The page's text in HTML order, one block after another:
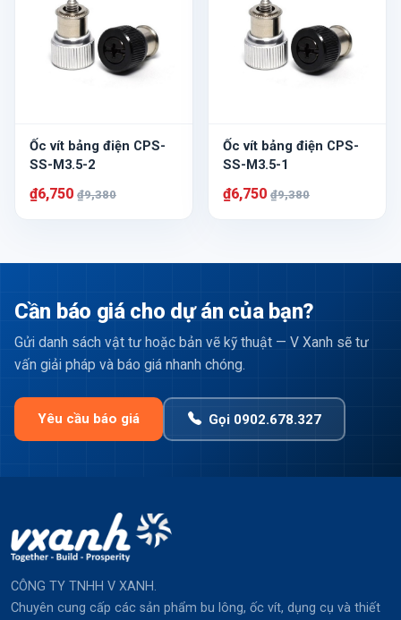
Ốc vít bảng điện CPS-
SS-M3.5-2
₫6,750 ₫9,380
Ốc vít bảng điện CPS-
SS-M3.5-1
₫6,750 ₫9,380
Cần báo giá cho dự án của bạn?
Gửi danh sách vật tư hoặc bản vẽ kỹ thuật — V Xanh sẽ tư
vấn giải pháp và báo giá nhanh chóng.
Yêu cầu báo giá Gọi 0902.678.327
CÔNG TY TNHH V XANH.
Chuyên cung cấp các sản phẩm bu lông, ốc vít, dụng cụ và thiết